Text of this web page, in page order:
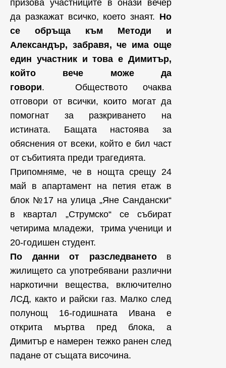
призова участниците в онази вечер
да разкажат всичко, което знаят. Но
се обръща към Методи и
Александър, забравя, че има още
един участник и това е Димитър,
който вече може да
говори. Обществото очаква
отговори от всички, които могат да
помогнат за разкриването на
истината. Бащата настоява за
обяснения от всеки, който е бил част
от събитията преди трагедията.
Припомняме, че в нощта срещу 24
май в апартамент на петия етаж в
блок №17 на улица „Яне Сандански“
в квартал „Струмско“ се събират
четирима младежи, трима ученици и
20-годишен студент.
По данни от разследванетов
жилището са употребявани различни
наркотични вещества, включително
ЛСД, както и райски газ. Малко след
полунощ 16-годишната Ивана е
открита мъртва пред блока, а
Димитър е намерен тежко ранен след
падане от същата височина.